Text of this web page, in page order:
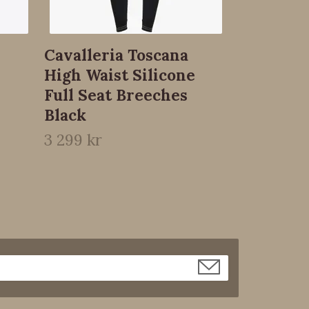
Cavalleria Toscana
High Waist Silicone
Full Seat Breeches
Black
3 299 kr